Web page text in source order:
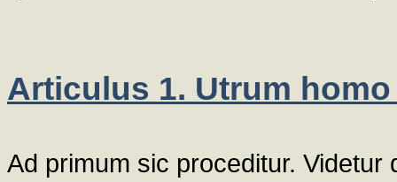
Articulus 1. Utrum
Ad primum sic proceditur.